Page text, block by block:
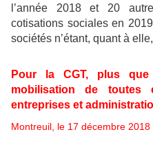
l’année 2018 et 20
cotisations sociales en
sociétés n’étant, quant à
Pour la CGT, plus
mobilisation de
entreprises et
Montreuil, le 17 décembre 2018